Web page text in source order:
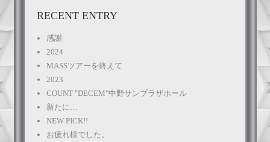
RECENT ENTRY
感謝
2024
MASSツアーを終えて
2023
COUNT "DECEM"中野サンプラザホール
新たに…
NEW PICK!!
お疲れ様でした。